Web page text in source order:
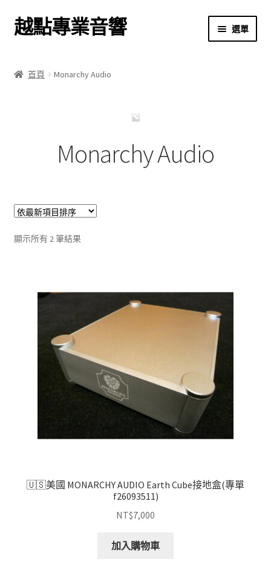
跳
至
覽
跳
至
要
越點專業音響 選單
購物車
首頁 Monarchy Audio
Monarchy Audio
顯示所有 2 筆結果依
目
🇺🇸美國 MONARCHY AUDIO Earth Cube接地盒(專單
f26093511)
NT$7,000
加入購物車